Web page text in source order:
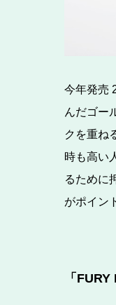
今年発売
んだゴー
クを重ね
時も高い
るために
がポイン
「